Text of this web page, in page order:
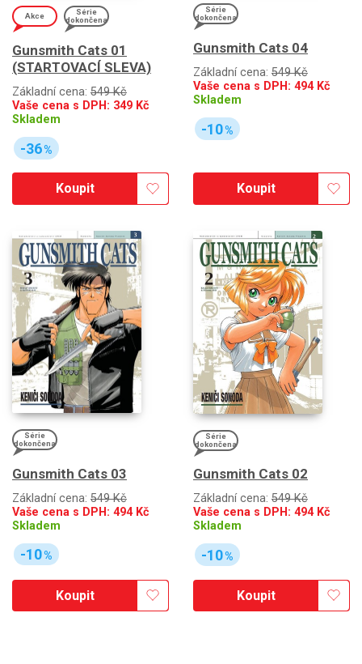
Akce
Série
dokončena
Gunsmith Cats 01
(STARTOVACÍ SLEVA)
Základní cena: 549 Kč
Vaše cena s DPH: 349 Kč
Skladem
-36%
Koupit
Série
dokončena
Gunsmith Cats 04
Základní cena: 549 Kč
Vaše cena s DPH: 494Kč
Skladem
-10%
Koupit
Série
dokončena
Gunsmith Cats 03
Základní cena: 549 Kč
Vaše cena s DPH: 494Kč
Skladem
-10%
Koupit
Série
dokončena
Gunsmith Cats 02
Základní cena: 549 Kč
Vaše cena s DPH: 494Kč
Skladem
-10%
Koupit